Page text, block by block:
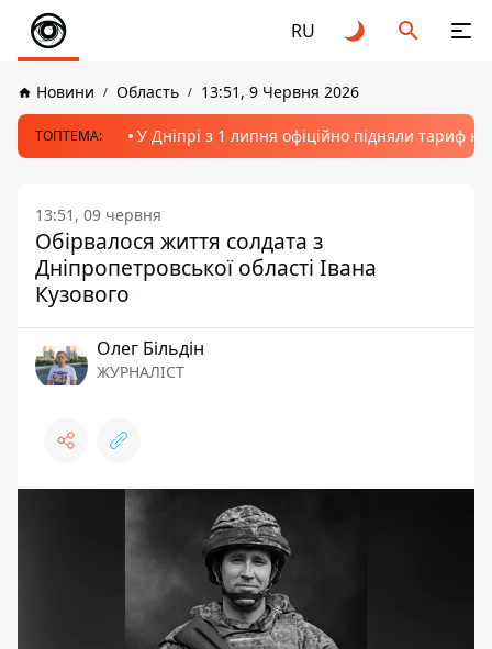
RU
Новини Область 13:51, 9 Червня 2026
ТОПТЕМА: У Дніпрі з 1 липня офіційно підняли тариф
13:51, 09 червня
Обірвалося життя солдата з
Дніпропетровської області Івана
Кузового
Олег Більдін
ЖУРНАЛІСТ